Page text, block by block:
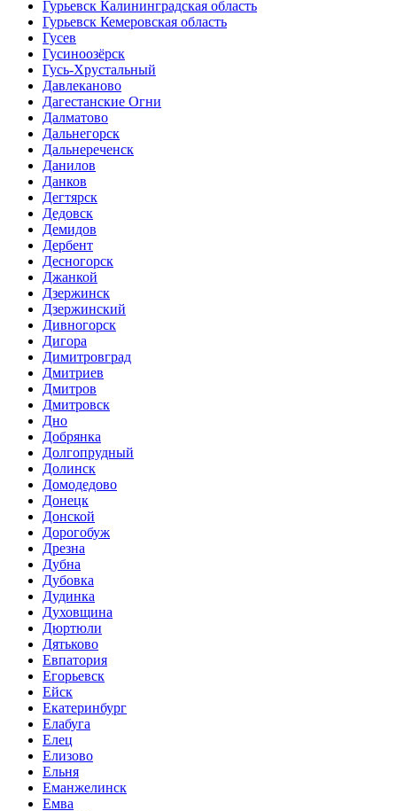
Гурьевск Калининградская область
Гурьевск Кемеровская область
Гусев
Гусиноозёрск
Гусь-Хрустальный
Давлеканово
Дагестанские Огни
Далматово
Дальнегорск
Дальнереченск
Данилов
Данков
Дегтярск
Дедовск
Демидов
Дербент
Десногорск
Джанкой
Дзержинск
Дзержинский
Дивногорск
Дигора
Димитровград
Дмитриев
Дмитров
Дмитровск
Дно
Добрянка
Долгопрудный
Долинск
Домодедово
Донецк
Донской
Дорогобуж
Дрезна
Дубна
Дубовка
Дудинка
Духовщина
Дюртюли
Дятьково
Евпатория
Егорьевск
Ейск
Екатеринбург
Елабуга
Елец
Елизово
Ельня
Еманжелинск
Емва